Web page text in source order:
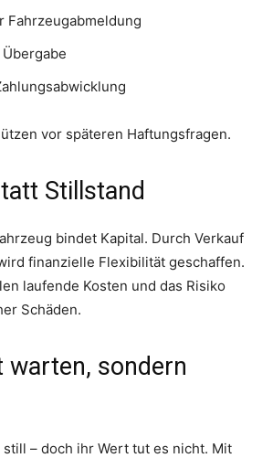
Fahrzeugabmeldung
vor späteren Haftungsfragen.
Stillstand
bindet Kapital. Durch Verkauf
finanzielle Flexibilität geschaffen.
laufende Kosten und das Risiko
Schäden.
warten, sondern
– doch ihr Wert tut es nicht. Mit